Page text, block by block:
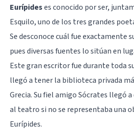
Eurípideses conocido por ser,
Esquilo, uno de los tres grandes
Se desconoce cuál fue exactamente
pues diversas fuentes lo sitúan en
Este gran escritor fue durante toda
llegó a tener la biblioteca privada
Grecia. Su fiel amigoSócrates llegó a
al teatro si no se representaba una
Eurípides.